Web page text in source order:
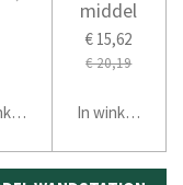
middel
€ 15,62
€ 20,19
In winkelwagen